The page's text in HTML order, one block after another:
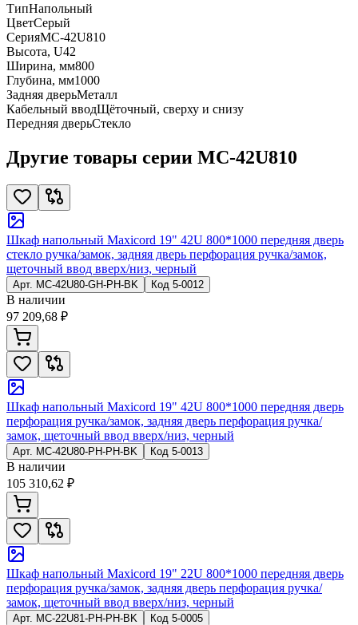
ТипНапольный
ЦветСерый
СерияMC-42U810
Высота, U42
Ширина, мм800
Глубина, мм1000
Задняя дверьМеталл
Кабельный вводЩёточный, сверху и снизу
Передняя дверьСтекло
Другие товары серии MC-42U810
Шкаф напольный Maxicord 19" 42U 800*1000 передняя дверь
стекло ручка/замок, задняя дверь перфорация ручка/замок,
щеточный ввод вверх/низ, черный
Арт. MC-42U80-GH-PH-BK Код 5-0012
В наличии
97 209,68 ₽
Шкаф напольный Maxicord 19" 42U 800*1000 передняя дверь
перфорация ручка/замок, задняя дверь перфорация ручка/
замок, щеточный ввод вверх/низ, черный
Арт. MC-42U80-PH-PH-BK Код 5-0013
В наличии
105 310,62 ₽
Шкаф напольный Maxicord 19" 22U 800*1000 передняя дверь
перфорация ручка/замок, задняя дверь перфорация ручка/
замок, щеточный ввод вверх/низ, черный
Арт. MC-22U81-PH-PH-BK Код 5-0005